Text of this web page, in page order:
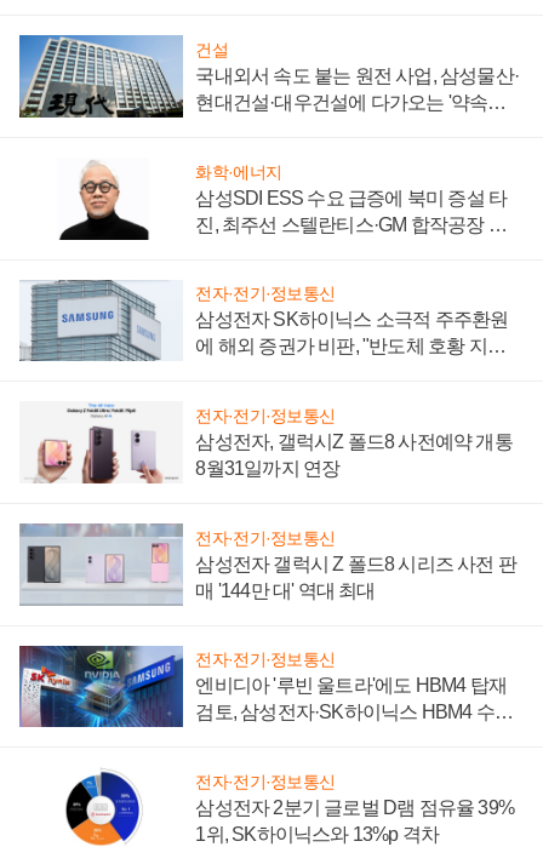
건설
국내외서 속도 붙는 원전 사업, 삼성물산·
현대건설·대우건설에 다가오는 '약속의
화학·에너지
삼성SDI ESS 수요 급증에 북미 증설 타
진, 최주선 스텔란티스·GM 합작공장 건
전자·전기·정보통신
삼성전자 SK하이닉스 소극적 주주환원
에 해외 증권가 비판, "반도체 호황 지속
전자·전기·정보통신
삼성전자, 갤럭시Z 폴드8 사전예약 개통
8월31일까지 연장
전자·전기·정보통신
삼성전자 갤럭시 Z 폴드8 시리즈 사전 판
매 '144만 대' 역대 최대
전자·전기·정보통신
엔비디아 '루빈 울트라'에도 HBM4 탑재
검토, 삼성전자·SK하이닉스 HBM4 수율
전자·전기·정보통신
삼성전자 2분기 글로벌 D램 점유율 39%
1위, SK하이닉스와 13%p 격차